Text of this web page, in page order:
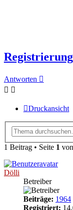
Registrierung
Antworten
Druckansicht
1 Beitrag • Seite 1 von
Dölli
Betreiber
Beiträge: 1964
Registriert: